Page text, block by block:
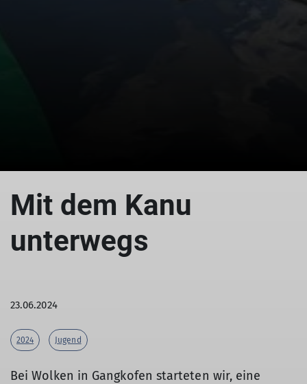
Mit dem Kanu
unterwegs
23.06.2024
2024 Jugend
Bei Wolken in Gangkofen starteten wir, eine